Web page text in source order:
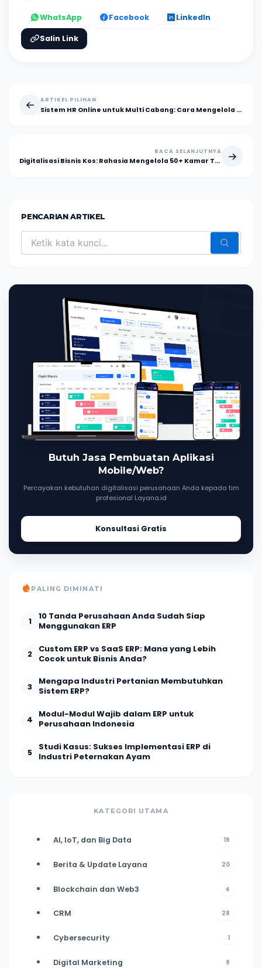
WhatsApp Facebook LinkedIn
Salin Link
ARTIKEL PILIHAN
Sistem HR Online untuk Multi Cabang: Cara Mengelola Karyawan Lebih Terpusat
BACA SELANJUTNYA
Digitalisasi Bisnis Kos: Rahasia Mengelola 50+ Kamar Tanpa Admin dengan KostPay Pro
PENCARIAN ARTIKEL
Butuh Jasa Pembuatan Aplikasi
Mobile/Web?
Percayakan kebutuhan digitalisasi perusahaan Anda kepada tim
profesional Layana.id
Konsultasi Gratis
PALING DIMINATI
1
10 Tanda Perusahaan Anda Sudah Siap
Menggunakan ERP
2
Custom ERP vs SaaS ERP: Mana yang Lebih
Cocok untuk Bisnis Anda?
3
Mengapa Industri Pertanian Membutuhkan
Sistem ERP?
4
Modul-Modul Wajib dalam ERP untuk
Perusahaan Indonesia
5
Studi Kasus: Sukses Implementasi ERP di
Industri Peternakan Ayam
KATEGORI UTAMA
AI, IoT, dan Big Data 19
Berita & Update Layana 20
Blockchain dan Web3 4
CRM 28
Cybersecurity 1
Digital Marketing 9